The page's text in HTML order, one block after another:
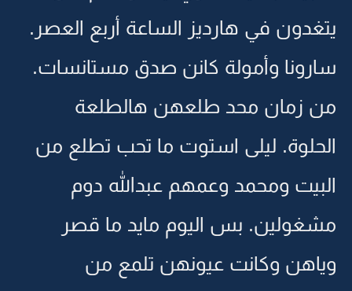
يتغدون في هارديز الساعة أربع العصر.
سارونا وأمولة كانن صدق مستانسات.
من زمان محد طلعهن هالطلعة
الحلوة. ليلى استوت ما تحب تطلع من
البيت ومحمد وعمهم عبدالله دوم
مشغولين. بس اليوم مايد ما قصر
وياهن وكانت عيونهن تلمع من